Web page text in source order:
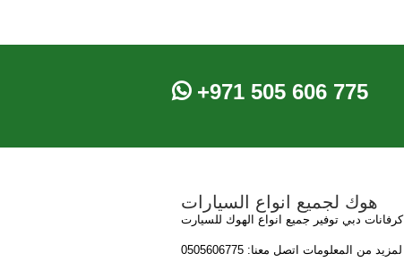
+971 505 606 775
هوك لجميع انواع السيارات
كرفانات دبي توفير جميع انواع الهوك للسيارت
لمزيد من المعلومات اتصل معنا: 0505606775